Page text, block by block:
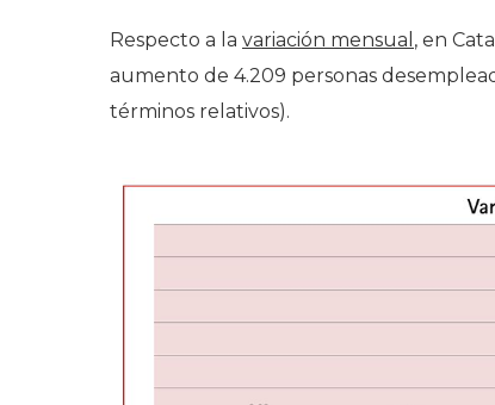
Respecto a la variación mensual , en
aumento de 4.209 personas
términos relativos).